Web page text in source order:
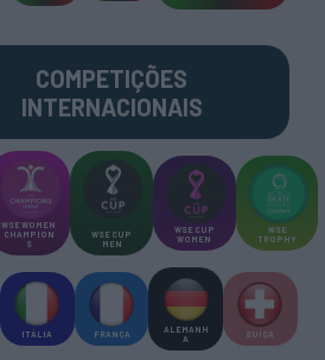
COMPETIÇÕES
INTERNACIONAIS
WSE WOMEN
CHAMPION
S
WSE CUP
MEN
WSE CUP
WOMEN
WSE
TROPHY
ITÁLIA FRANÇA
ALEMANH
A
SUÍÇA